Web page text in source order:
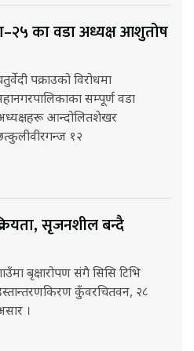
का वडा अध्यक्ष आशुतोष
पक्राउको विरोधमा
सम्पूर्ण वडा
आन्दोलितशेखर
१२
सृजनशील बन्दै
बृक्षारोपण संगै सिसि टिभि
कुँवरचितवन, २८
।